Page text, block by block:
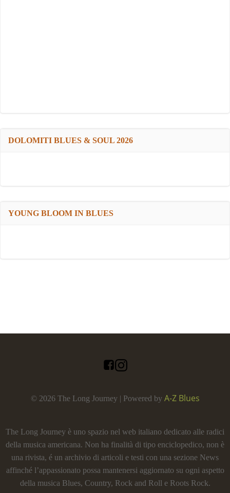
DOLOMITI BLUES & SOUL 2026
YOUNG BLOOM IN BLUES
© 2026 The Long Journey | Powered by A-Z Blues
The Long Journey è uno spazio nel web italiano dedicato alle radici
della musica americana. Non ha finalità di tipo enciclopedico, non è
una rivista, é un archivio di articoli e testi con una sezione News
affinché l’appassionato possa mantenersi aggiornato su ogni aspetto
della musica Blues, Country, Rock and Roll e Roots Rock.